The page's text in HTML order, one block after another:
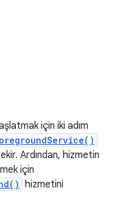
için iki adım
Ardından, hizmetin
için
hizmetini